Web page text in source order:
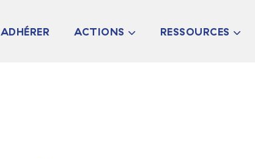
ADHÉRER ACTIONS RESSOURCES